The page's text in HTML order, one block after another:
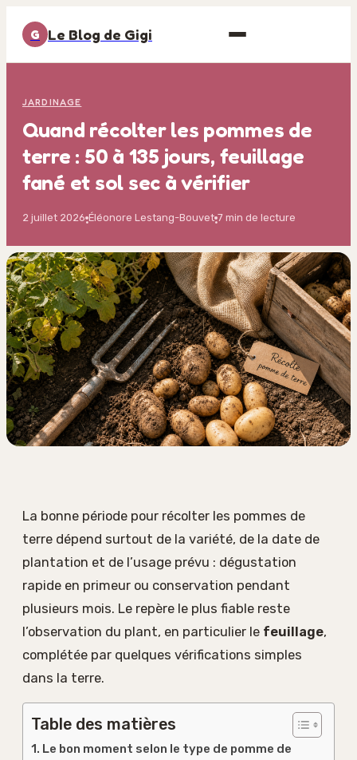
G Le Blog de Gigi
JARDINAGE
Quand récolter les pommes de
terre : 50 à 135 jours, feuillage
fané et sol sec à vérifier
2 juillet 2026·Éléonore Lestang-Bouvet·7 min de lecture
La bonne période pour récolter les pommes de
terre dépend surtout de la variété, de la date de
plantation et de l’usage prévu : dégustation
rapide en primeur ou conservation pendant
plusieurs mois. Le repère le plus fiable reste
l’observation du plant, en particulier le feuillage,
complétée par quelques vérifications simples
dans la terre.
Table des matières
Le bon moment selon le type de pomme de